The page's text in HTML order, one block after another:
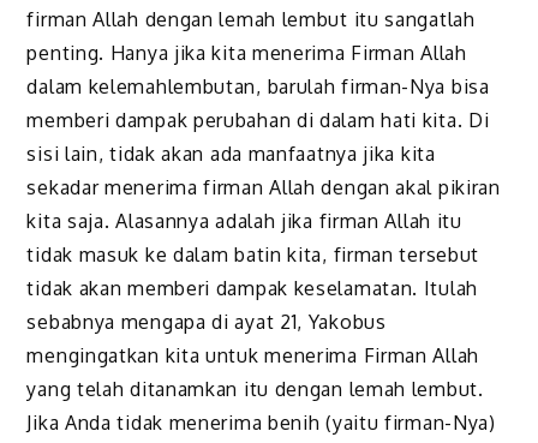
firman Allah dengan lemah lembut itu sangatlah
penting. Hanya jika kita menerima Firman Allah
dalam kelemahlembutan, barulah firman-Nya bisa
memberi dampak perubahan di dalam hati kita. Di
sisi lain, tidak akan ada manfaatnya jika kita
sekadar menerima firman Allah dengan akal pikiran
kita saja. Alasannya adalah jika firman Allah itu
tidak masuk ke dalam batin kita, firman tersebut
tidak akan memberi dampak keselamatan. Itulah
sebabnya mengapa di ayat 21, Yakobus
mengingatkan kita untuk menerima Firman Allah
yang telah ditanamkan itu dengan lemah lembut.
Jika Anda tidak menerima benih (yaitu firman-Nya)